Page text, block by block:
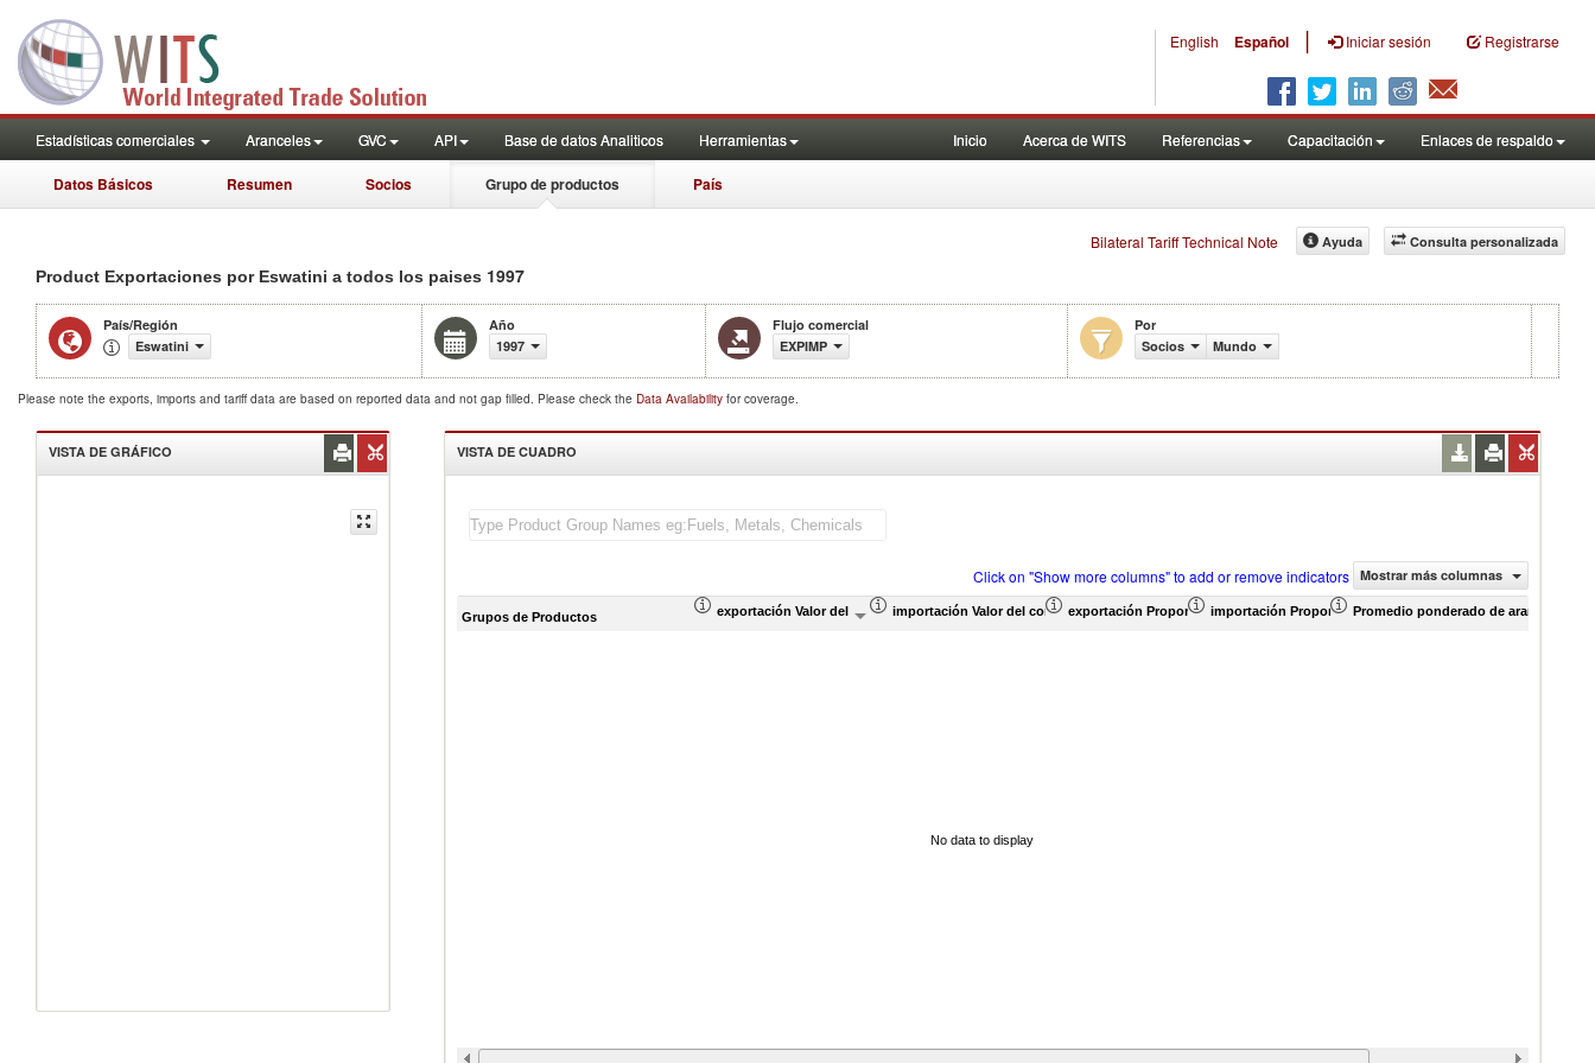
English Español | Iniciar sesión Registrarse
Estadísticas comerciales Aranceles GVC API Base de datos Analiticos Herramientas Inicio Acerca de WITS Referencias Capacitación Enlaces de respaldo
Datos Básicos Resumen Socios Grupo de productos País
Bilateral Tariff Technical Note Consulta personalizada
Ayuda
Product Exportaciones por Eswatini a todos los paises 1997
País/Región
Eswatini
Año
1997
Flujo comercial
EXPIMP
Por
Socios
Mundo
Please note the exports, imports and tariff data are based on reported data and not gap filled. Please check the Data Availability for coverage.
VISTA DE GRÁFICO VISTA DE CUADRO
Click on "Show more columns" to add or remove indicators Mostrar más columnas
Grupos de Productos exportación Valor del comercio (en miles de US$)importación Valor del comercio (en miles de US$)exportación Proporción de productos (%)importación Proporción de productos (%)
Promedio ponderado de aranceles
No data to display